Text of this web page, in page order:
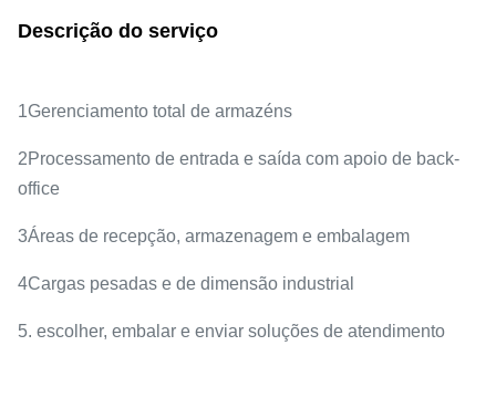
Descrição do serviço
1Gerenciamento total de armazéns
2Processamento de entrada e saída com apoio de back-
office
3Áreas de recepção, armazenagem e embalagem
4Cargas pesadas e de dimensão industrial
5. escolher, embalar e enviar soluções de atendimento